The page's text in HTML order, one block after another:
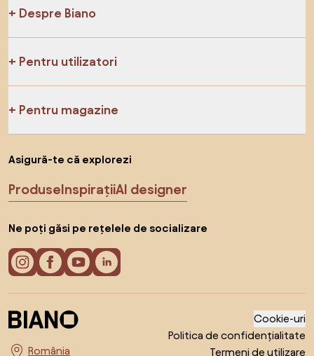
Despre Biano
Pentru utilizatori
Pentru magazine
Asigură-te că explorezi
ProduseInspirațiiAI designer
Ne poți găsi pe rețelele de socializare
Cookie-uri
Politica de confidențialitate
Termeni de utilizare